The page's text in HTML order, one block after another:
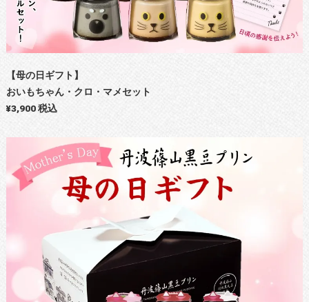
【母の日ギフト】
おいもちゃん・クロ・マメセット
¥3,900 税込